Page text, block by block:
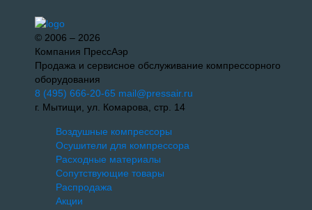
© 2006 – 2026
Компания ПрессАэр
Продажа и сервисное обслуживание компрессорного
оборудования
8 (495) 666-20-65 mail@pressair.ru
г. Мытищи, ул. Комарова, стр. 14
Воздушные компрессоры
Осушители для компрессора
Расходные материалы
Сопутствующие товары
Распродажа
Акции